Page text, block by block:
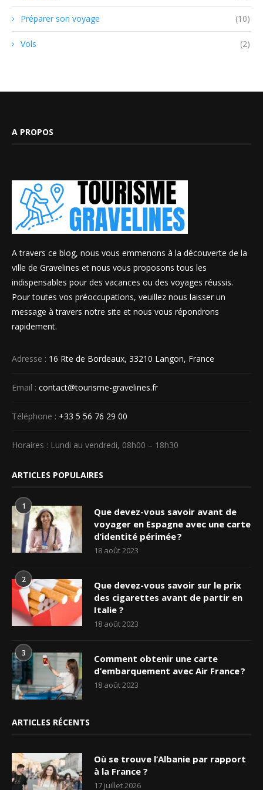
Préparer son voyage (10)
Vols (2)
A PROPOS
A travers ce blog, nous vous emmenons à la découverte de la
ville de Gravelines et nous vous proposons tous les
indispensables pour des vacances ou des voyages réussis.
Pour toutes vos préoccupations, veuillez nous laisser un
message à travers notre site et nous vous répondrons
rapidement.
Adresse : 16 Rte de Bordeaux, 33210 Langon, France
Email : contact@tourisme-gravelines.fr
Téléphone : +33 5 56 76 29 00
Horaires : Lundi au vendredi, 08h00 – 18h30
ARTICLES POPULAIRES
1
Que devez-vous savoir avant de
voyager en Espagne avec une carte
d’identité périmée ?
18 août 2023
2
Que devez-vous savoir sur le prix
des cigarettes avant de partir en
Italie ?
18 août 2023
3
Comment obtenir une carte
d’embarquement avec Air France ?
18 août 2023
ARTICLES RÉCENTS
Où se trouve l’Albanie par rapport
à la France ?
17 juillet 2026